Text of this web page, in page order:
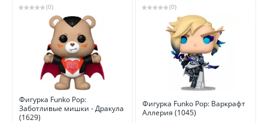
(0)
Фигурка Funko Pop:
Заботливые мишки - Дракула
(1629)
(0)
Фигурка Funko Pop: Варкрафт
Аллерия (1045)